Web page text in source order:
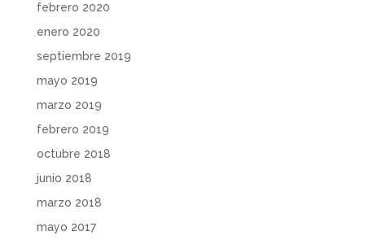
febrero 2020
enero 2020
septiembre 2019
mayo 2019
marzo 2019
febrero 2019
octubre 2018
junio 2018
marzo 2018
mayo 2017